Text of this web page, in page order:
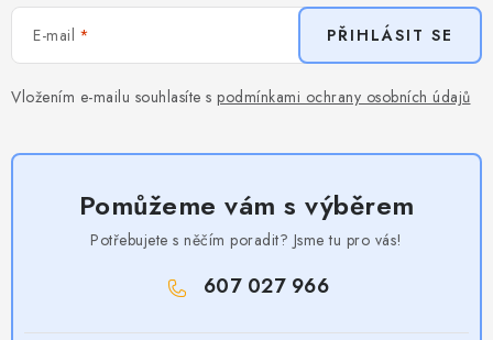
E-mail
Vložením e-mailu souhlasíte s podmínkami ochrany osobních údajů
PŘIHLÁSIT SE
Pomůžeme vám s výběrem
Potřebujete s něčím poradit? Jsme tu pro vás!
607 027 966